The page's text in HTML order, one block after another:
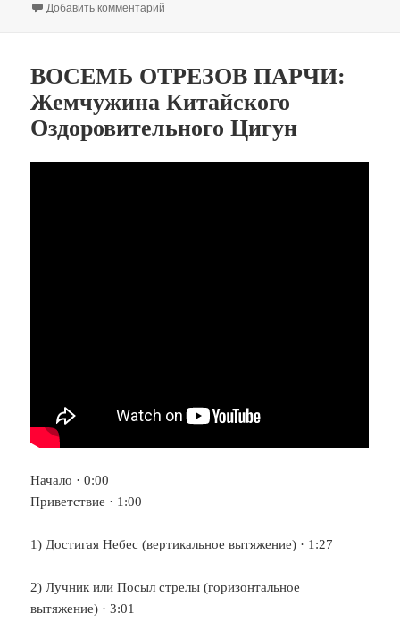
Добавить комментарий
ВОСЕМЬ ОТРЕЗОВ ПАРЧИ:
Жемчужина Китайского
Оздоровительного Цигун
Начало · 0:00
Приветствие · 1:00
1) Достигая Небес (вертикальное вытяжение) · 1:27
2) Лучник или Посыл стрелы (горизонтальное
вытяжение) · 3:01